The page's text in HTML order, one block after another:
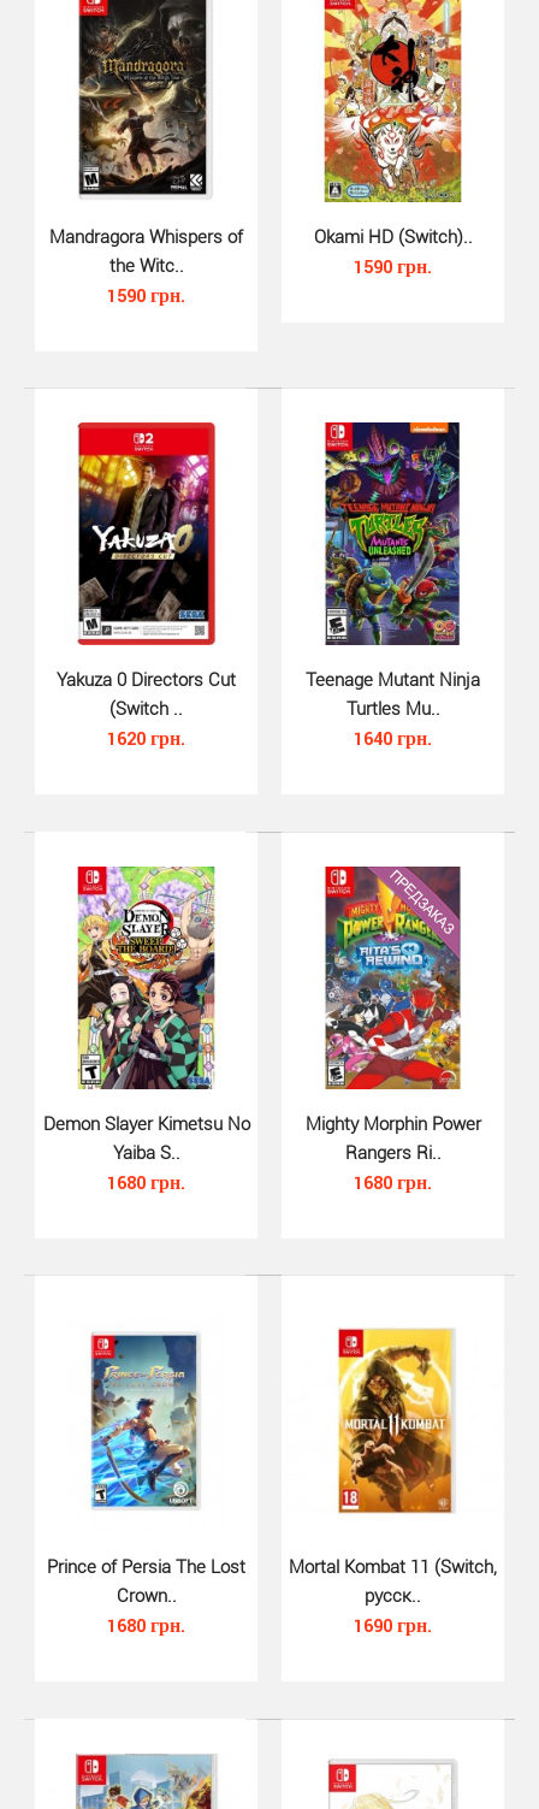
Trek to Yomi (Switch, русские с..
Trek to Yomi для Nintendo Switch - это
кинематографическое представление. Захватывающие
дух ракурсы ..
JoJos Bizarre Adventure All Sta..
1150 грн.
LEGO Brawls (Switch, русские су..
Mandragora Whispers of
the Witc..
1590 грн.
Okami HD (Switch)..
1590 грн.
Yakuza 0 Directors Cut
(Switch ..
1620 грн.
Teenage Mutant Ninja
Turtles Mu..
1640 грн.
Demon Slayer Kimetsu No
Yaiba S..
1680 грн.
Mighty Morphin Power
Rangers Ri..
1680 грн.
Prince of Persia The Lost
Crown..
1680 грн.
Mortal Kombat 11 (Switch,
русск..
1690 грн.